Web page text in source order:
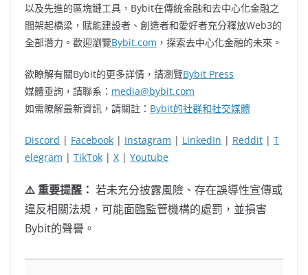
以及先進的區塊鏈工具，Bybit在傳統金融和去中心化金融之
間架起橋梁，賦能建設者、創造者和愛好者充分釋放Web3的
全部潛力。歡迎瀏覽Bybit.com ，探索去中心化金融的未來。
欲瞭解有關Bybit的更多詳情，請瀏覽Bybit Press
媒體垂詢，請聯系： media@bybit.com
如需瞭解最新資訊，請關註： Bybit的社群和社交媒體
Discord | Facebook | Instagram | LinkedIn | Reddit | T
elegram | TikTok | X | Youtube
⚠️ 重要提醒： 若未充分披露風險、存在誤導性宣傳或
違反相關法規，可能面臨監管機構的處罰，並損害
Bybit的聲譽。